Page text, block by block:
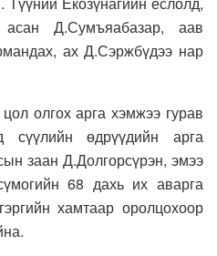
Д.Сумъяабазар, аав
ах Д.Сэржбүдээ нар
олгох арга хэмжээ гурав
сүүлийн өдрүүдийн арга
заан Д.Долгорсүрэн, эмээ
68 дахь их аварга
хамтаар оролцохоор